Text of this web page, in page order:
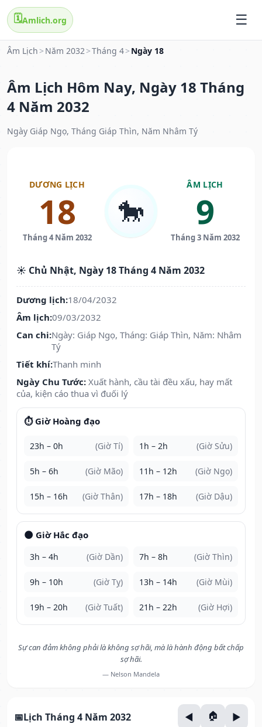
🗓️Amlich.org
Âm Lịch > Năm 2032>Tháng 4> Ngày 18
Âm Lịch Hôm Nay, Ngày 18 Tháng
4 Năm 2032
Ngày Giáp Ngọ, Tháng Giáp Thìn, Năm Nhâm Tý
DƯƠNG LỊCH
18
Tháng 4 Năm 2032
🐎
ÂM LỊCH
9
Tháng 3 Năm 2032
☀️ Chủ Nhật, Ngày 18 Tháng 4 Năm 2032
Dương lịch:18/04/2032
Âm lịch:09/03/2032
Can chi:Ngày: Giáp Ngọ, Tháng: Giáp Thìn, Năm: Nhâm
Tý
Tiết khí:Thanh minh
Ngày Chu Tước: Xuất hành, cầu tài đều xấu, hay mất
của, kiện cáo thua vì đuối lý
⏱️ Giờ Hoàng đạo
23h – 0h (Giờ Tí) 1h – 2h (Giờ Sửu)
5h – 6h (Giờ Mão) 11h – 12h (Giờ Ngọ)
15h – 16h (Giờ Thân) 17h – 18h (Giờ Dậu)
🌑 Giờ Hắc đạo
3h – 4h (Giờ Dần) 7h – 8h (Giờ Thìn)
9h – 10h (Giờ Tỵ) 13h – 14h (Giờ Mùi)
19h – 20h (Giờ Tuất) 21h – 22h (Giờ Hợi)
Sự can đảm không phải là không sợ hãi, mà là hành động bất chấp
sợ hãi.
— Nelson Mandela
Lịch Tháng 4 Năm 2032